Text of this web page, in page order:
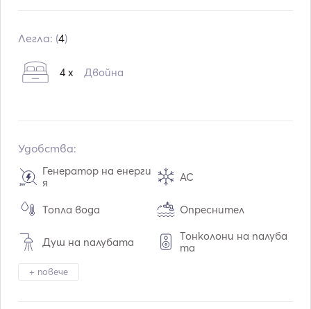
Двигатели:
Легла: (4)
4 x Двойна
Удобства:
Генератор на енерги
я
AC
Топла вода Опреснител
Душ на палубата
Тонколони на палуба
та
Маса в кокпита
+ повече